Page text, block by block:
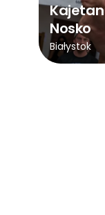
Kajetan
Nosko
Białystok